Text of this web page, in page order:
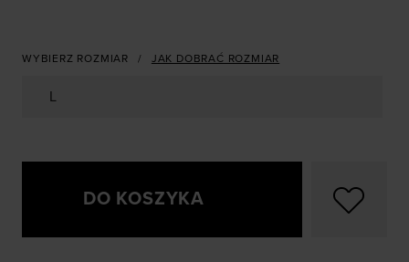
WYBIERZ ROZMIAR JAK DOBRAĆ ROZMIAR
L
DO KOSZYKA